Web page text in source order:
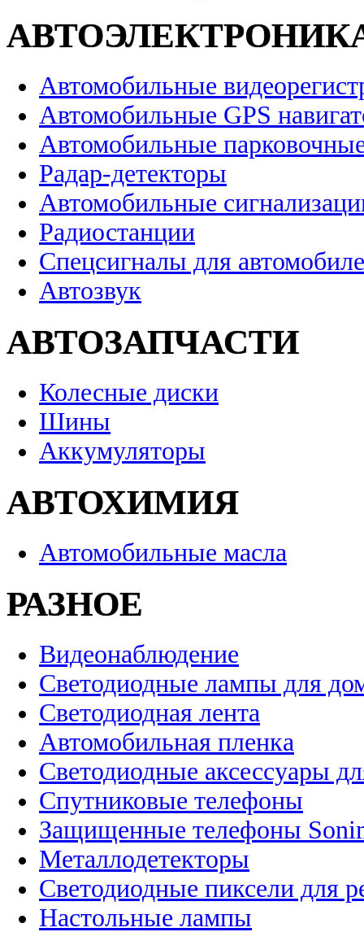
Автомобильные
Автомобильные GPS
Автомобильные
Радар-детекторы
Автомобильные
Радиостанции
Спецсигналы для
Автозвук
АВТОЗАПЧАСТИ
Колесные диски
Шины
Аккумуляторы
АВТОХИМИЯ
Автомобильные масла
РАЗНОЕ
Видеонаблюдение
Светодиодные лампы для
Светодиодная лента
Автомобильная пленка
Светодиодные аксессуары
Спутниковые телефоны
Защищенные телефоны
Металлодетекторы
Светодиодные пиксели для
Настольные лампы